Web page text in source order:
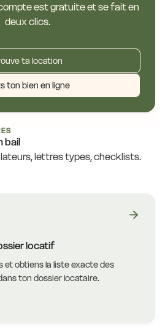
est gratuite et se fait en
deux clics.
ta location
ton bien en ligne
bail
lettres types, checklists.
locatif
et obtiens la liste exacte des
ton dossier locataire.